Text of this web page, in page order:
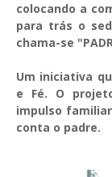
colocando a
para trás o
chama-se "
Um iniciativa
e Fé. O
impulso
conta o padre.